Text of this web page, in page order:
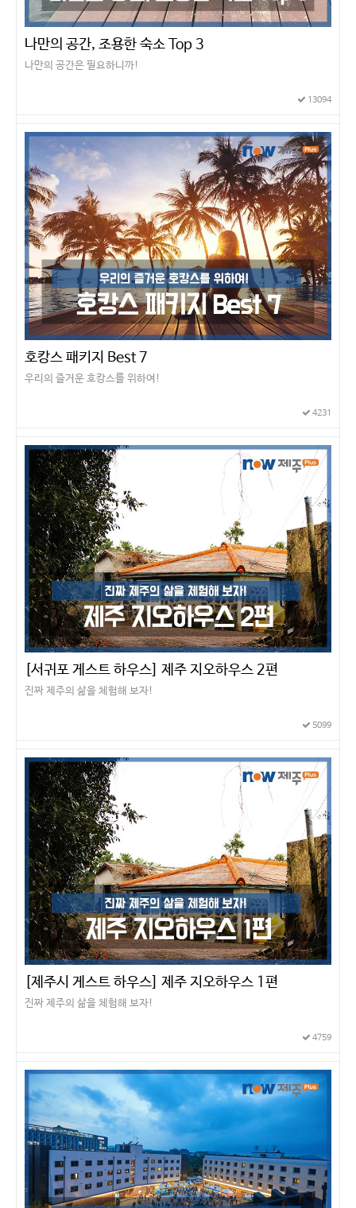
나만의 공간, 조용한 숙소 Top 3
나만의 공간은 필요하니까!
13094
호캉스 패키지 Best 7
우리의 즐거운 호캉스를 위하여!
4231
[서귀포 게스트 하우스] 제주 지오하우스 2편
진짜 제주의 삶을 체험해 보자!
5099
[제주시 게스트 하우스] 제주 지오하우스 1편
진짜 제주의 삶을 체험해 보자!
4759